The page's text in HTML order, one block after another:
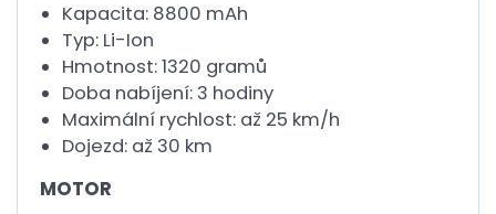
Kapacita: 8800 mAh
Typ: Li-Ion
Hmotnost: 1320 gramů
Doba nabíjení: 3 hodiny
Maximální rychlost: až 25 km/h
Dojezd: až 30 km
MOTOR